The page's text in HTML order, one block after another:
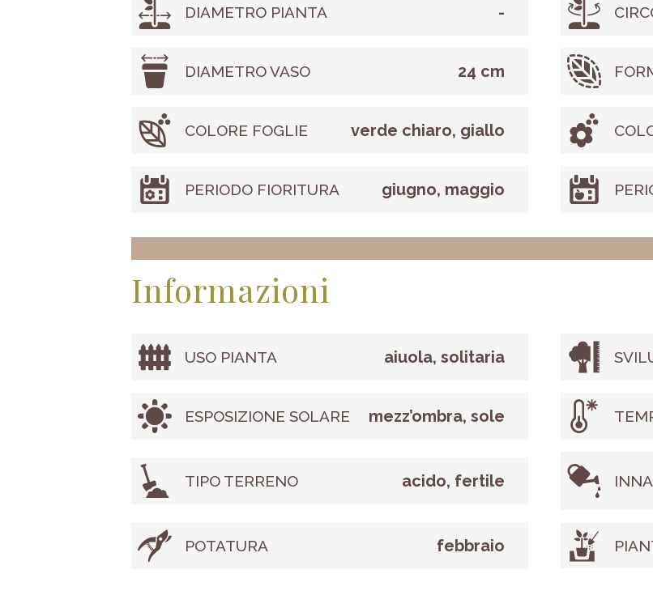
DIAMETRO PIANTA -
DIAMETRO VASO 24 cm
COLORE FOGLIE verde chiaro, giallo
PERIODO FIORITURA giugno, maggio
Informazioni
USO PIANTA aiuola, solitaria
ESPOSIZIONE SOLARE mezz’ombra, sole
TIPO TERRENO acido, fertile
POTATURA febbraio